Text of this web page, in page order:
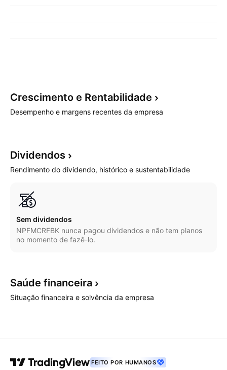
Crescimento e Rentabilidade
Desempenho e margens recentes da empresa
Dividendos
Rendimento do dividendo, histórico e sustentabilidade
Sem dividendos
NPFMCRFBK nunca pagou dividendos e não tem planos
no momento de fazê-lo.
Saúde financeira
Situação financeira e solvência da empresa
FEITO POR HUMANOS